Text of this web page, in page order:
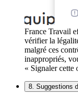
France Travail
vérifier la
malgré ces
inappropriés,
« Signaler cette
8. Suggestions